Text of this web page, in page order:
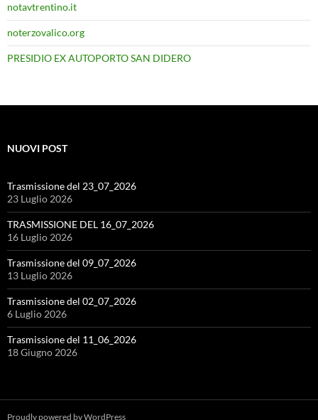
notavtrentino.it
noterzovalico.org
PRESIDIO EX AUTOPORTO SAN DIDERO
NUOVI POST
Trasmissione del 23_07_2026
23 Luglio 2026
TRASMISSIONE DEL 16_07_2026
16 Luglio 2026
Trasmissione del 09_07_2026
13 Luglio 2026
Trasmissione del 02_07_2026
6 Luglio 2026
Trasmissione del 11_06_2026
18 Giugno 2026
Proudly powered by WordPress